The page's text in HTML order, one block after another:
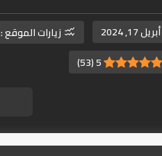
أبريل 17, 2024 زيارات الموقع :
5
(
53
)